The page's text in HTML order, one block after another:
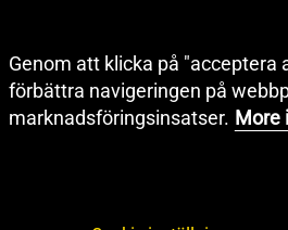
Genom att klicka på "acceptera
förbättra navigeringen på
marknadsföringsinsatser. More